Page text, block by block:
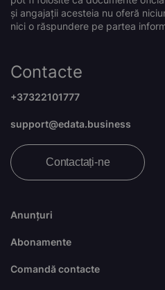
și angajații acesteia nu oferă
nici o răspundere pe partea
Anunțuri
Abonamente
Comandă contacte
Contacte
+37322101777
support@edata.business
Contactați-ne